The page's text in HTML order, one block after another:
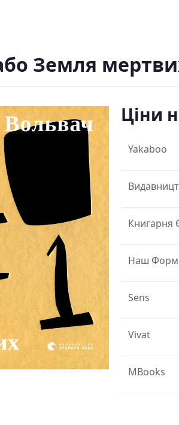
Земля
Ціни
Yakaboo
Книгарня
Наш
Sens
Vivat
MBooks